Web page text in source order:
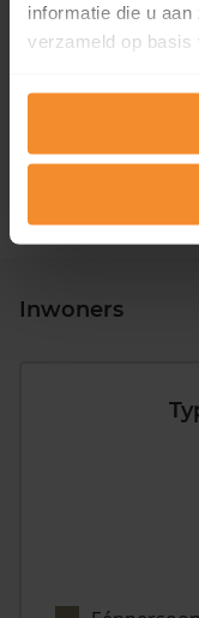
informatie die u
verzameld op basis
T/m 1945
2008 of
Inwoners